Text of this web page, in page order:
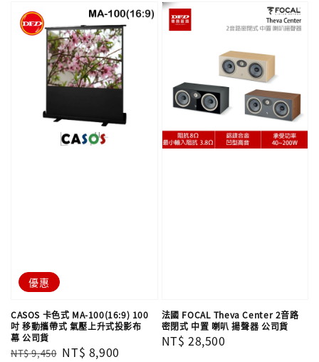
優惠
CASOS 卡色式 MA-100(16:9) 100
吋 移動攜帶式 氣壓上升式投影布
幕 公司貨
Regular
NT$ 9,450 Sale
NT$ 8,900
法國 FOCAL Theva Center 2音路
密閉式 中置 喇叭 揚聲器 公司貨
Regular
NT$ 28,500